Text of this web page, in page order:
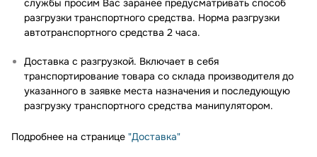
службы просим Вас заранее предусматривать способ
разгрузки транспортного средства. Норма разгрузки
автотранспортного средства 2 часа.
Доставка с разгрузкой. Включает в себя
транспортирование товара со склада производителя до
указанного в заявке места назначения и последующую
разгрузку транспортного средства манипулятором.
Подробнее на странице "Доставка"